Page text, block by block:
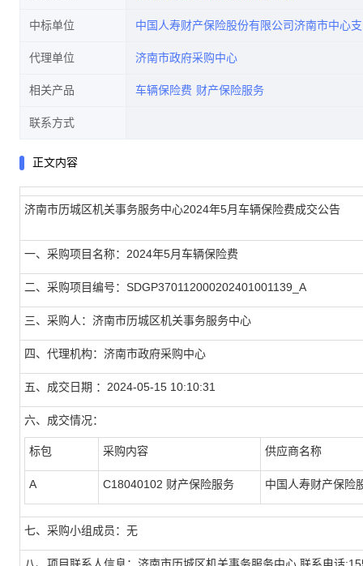
中标单位 中国人寿财产保险股份有限公司济南市中心
代理单位 济南市政府采购中心
相关产品 车辆保险费 财产保险服务
联系方式
正文内容
济南市历城区机关事务服务中心2024年5月车辆保险费成交公告
一、采购项目名称：2024年5月车辆保险费
二、采购项目编号：SDGP370112000202401001139_A
三、采购人：济南市历城区机关事务服务中心
四、代理机构：济南市政府采购中心
五、成交日期 ：2024-05-15 10:10:31
六、成交情况：
标包 采购内容 供应商名称
A C18040102 财产保险服务 中国人寿财产保险
七、采购小组成员：无